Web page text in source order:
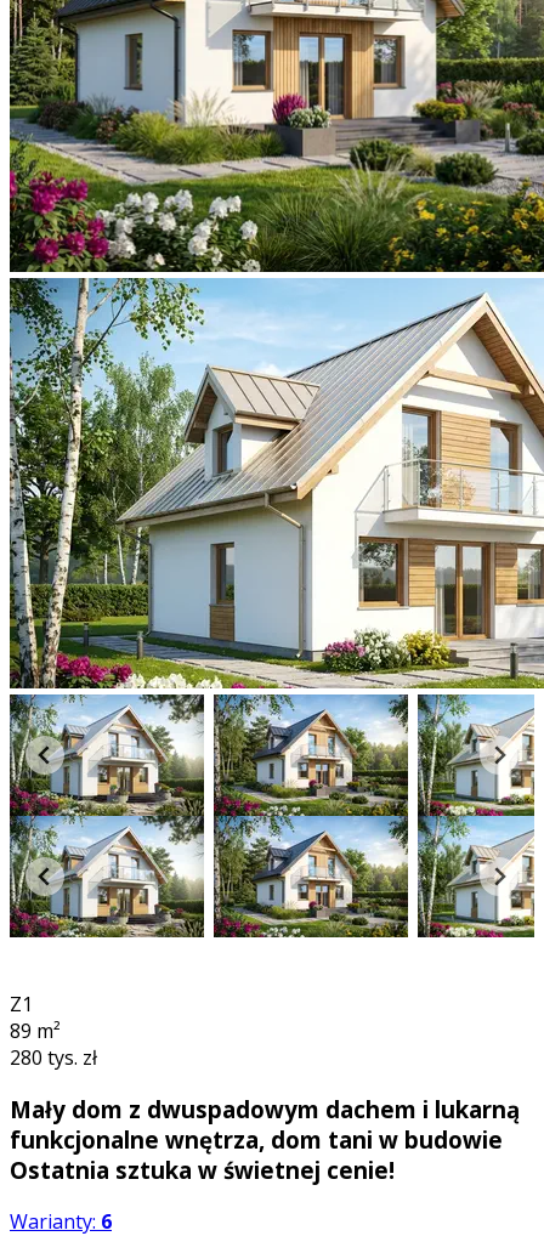
Z1
89 m²
280 tys. zł
Mały dom z dwuspadowym dachem i lukarną
funkcjonalne wnętrza, dom tani w budowie
Ostatnia sztuka w świetnej cenie!
Warianty: 6